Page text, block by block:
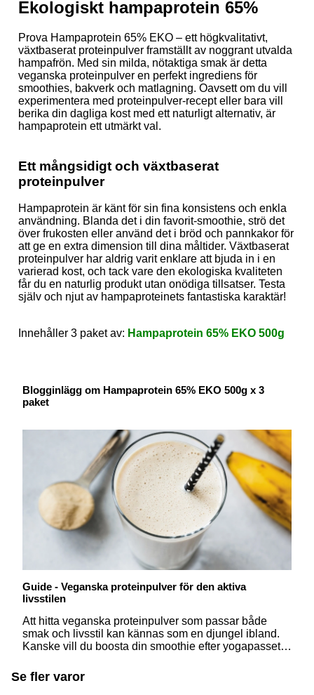
Ekologiskt hampaprotein 65%
Prova Hampaprotein 65% EKO – ett högkvalitativt,
växtbaserat proteinpulver framställt av noggrant utvalda
hampafrön. Med sin milda, nötaktiga smak är detta
veganska proteinpulver en perfekt ingrediens för
smoothies, bakverk och matlagning. Oavsett om du vill
experimentera med proteinpulver-recept eller bara vill
berika din dagliga kost med ett naturligt alternativ, är
hampaprotein ett utmärkt val.
Ett mångsidigt och växtbaserat
proteinpulver
Hampaprotein är känt för sin fina konsistens och enkla
användning. Blanda det i din favorit-smoothie, strö det
över frukosten eller använd det i bröd och pannkakor för
att ge en extra dimension till dina måltider. Växtbaserat
proteinpulver har aldrig varit enklare att bjuda in i en
varierad kost, och tack vare den ekologiska kvaliteten
får du en naturlig produkt utan onödiga tillsatser. Testa
själv och njut av hampaproteinets fantastiska karaktär!
Innehåller 3 paket av: Hampaprotein 65% EKO 500g
Blogginlägg om Hampaprotein 65% EKO 500g x 3
paket
Guide - Veganska proteinpulver för den aktiva
livsstilen
Att hitta veganska proteinpulver som passar både
smak och livsstil kan kännas som en djungel ibland.
Kanske vill du boosta din smoothie efter yogapasset,
letar efter, så finns det ekologiska alternativ att välja
på. Vi ska kika närmare på hampaprotein, ärtprotein,
Se fler varor